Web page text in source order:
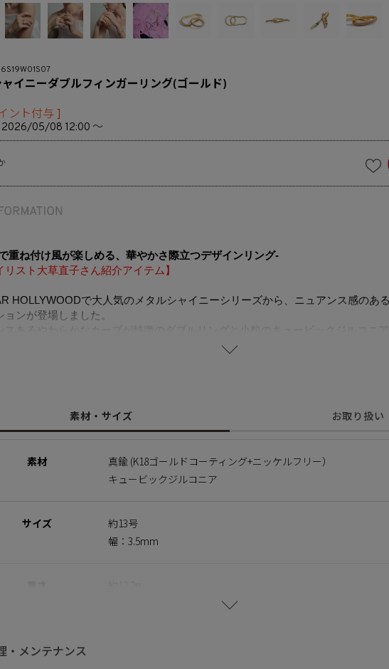
ャイニーダブルフィンガーリング(ゴールド)
ント付与 ]
2026/05/08 12:00 〜
重ね付け風が楽しめる、華やかさ際立つデザインリング-
リスト大草直子さん紹介アイテム】
HOLLYWOODで大人気のメタルシャイニーシリーズから、ニュアンス感のあ
ョンが登場しました。
子さん紹介記事はこちらからhttps://amarclife.com/fashion/sample/20260506-3/
ルフリー
アクセサリーに含まれるニッケルで引き起こるアレルギーを防ぐために、ニッ
× Shiny Nuance Forme】
なニュアンスフォルムが光をやさしく受け止め、動くたびに表情を変える上品な
素材・サイズ お取り扱い
素材
真鍮 (K18ゴールドコーティング+ニッケルフリー）
キュービックジルコニア
サイズ
約13号
幅：3.5mm
・メンテナンス